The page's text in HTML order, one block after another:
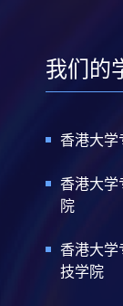
我们的
香港大学
香港大学
院
香港大学
技学院